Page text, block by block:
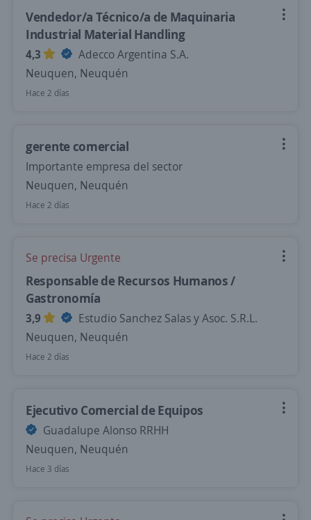
Vendedor/a Técnico/a de Maquinaria
Industrial Material Handling
4,3
Adecco Argentina S.A.
Neuquen, Neuquén
Hace 2 días
gerente comercial
Importante empresa del sector
Neuquen, Neuquén
Hace 2 días
Se precisa Urgente
Responsable de Recursos Humanos /
Gastronomía
3,9
Estudio Sanchez Salas y Asoc. S.R.L.
Neuquen, Neuquén
Hace 2 días
Ejecutivo Comercial de Equipos
Guadalupe Alonso RRHH
Neuquen, Neuquén
Hace 3 días